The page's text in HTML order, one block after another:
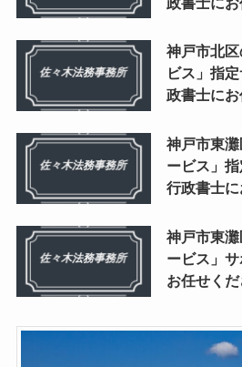
神戸市北
ビス」指
政書士にお
神戸市東
ービス」
行政書士に
神戸市東
ービス」
お任せくだ